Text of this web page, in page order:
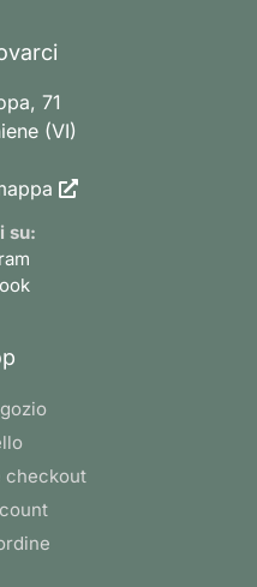
71
(VI)
su:
checkout